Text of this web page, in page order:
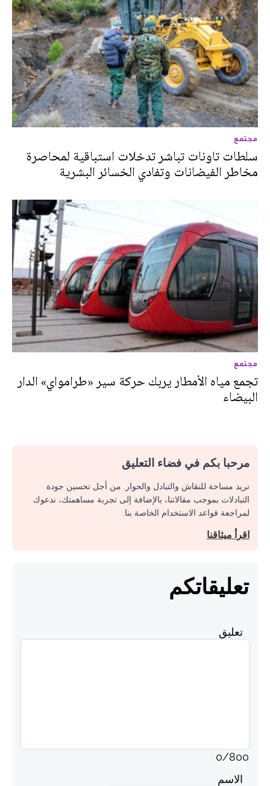
مجتمع
سلطات تاونات تباشر تدخلات استباقية لمحاصرة
مخاطر الفيضانات وتفادي الخسائر البشرية
مجتمع
تجمع مياه الأمطار يربك حركة سير «طرامواي» الدار
البيضاء
مرحبا بكم في فضاء التعليق
نريد مساحة للنقاش والتبادل والحوار. من أجل تحسين جودة
التبادلات بموجب مقالاتنا، بالإضافة إلى تجربة مساهمتك، ندعوك
لمراجعة قواعد الاستخدام الخاصة بنا.
اقرأ ميثاقنا
تعليقاتكم
تعليق
0/800
الاسم